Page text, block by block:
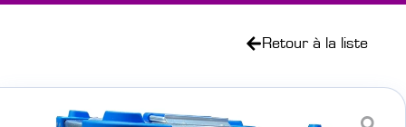
Retour à la liste